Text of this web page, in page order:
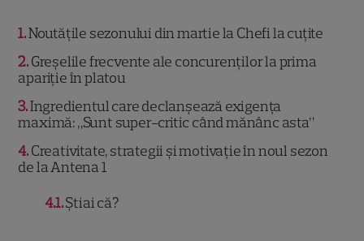
1 Noutățile sezonului din martie la Chefi la cuțite
2 Greșelile frecvente ale concurenților la prima
apariție în platou
3 Ingredientul care declanșează exigența
maximă: „Sunt super-critic când mănânc asta”
4 Creativitate, strategii și motivație în noul sezon
de la Antena 1
4.1Știai că?